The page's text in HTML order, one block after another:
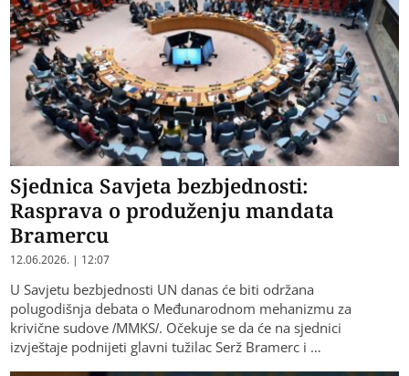
Sjednica Savjeta bezbjednosti:
Rasprava o produženju mandata
Bramercu
12.06.2026. | 12:07
U Savjetu bezbjednosti UN danas će biti održana
polugodišnja debata o Međunarodnom mehanizmu za
krivične sudove /MMKS/. Očekuje se da će na sjednici
izvještaje podnijeti glavni tužilac Serž Bramerc i …